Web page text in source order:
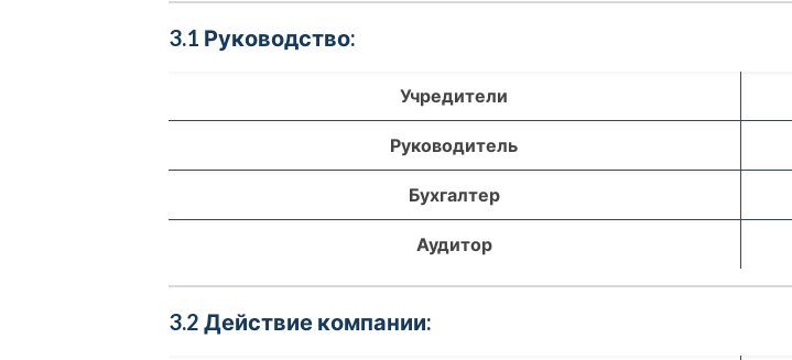
3.1 Руководство:
Учредители
Руководитель
Бухгалтер
Аудитор
3.2 Действие компании: